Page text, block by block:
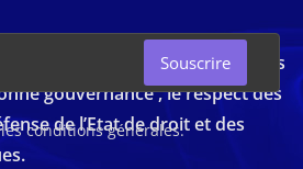
conditions générales.
Souscrire
ivoirien résolument engagé dans
gouvernance , le respect des
de l’Etat de droit et des